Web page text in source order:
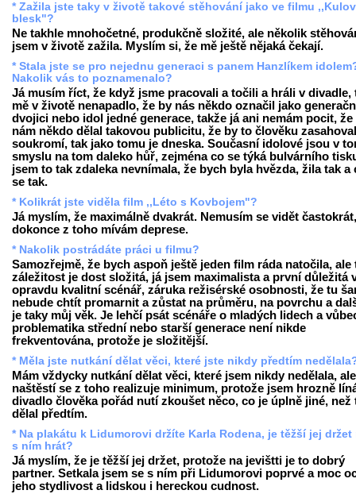
* Zažila jste taky v životě takové stěhování jako ve filmu
blesk"?
Ne takhle mnohočetné, produkčně složité, ale několik
jsem v životě zažila. Myslím si, že mě ještě nějaká čekají.
* Stala jste se pro nejednu generaci s panem Hanzlíkem
Nakolik vás to poznamenalo?
Já musím říct, že když jsme pracovali a točili a hráli v divadle,
mě v životě nenapadlo, že by nás někdo označil jako
dvojici nebo idol jedné generace, takže já ani nemám pocit, že
nám někdo dělal takovou publicitu, že by to člověku
soukromí, tak jako tomu je dneska. Současní idolové jsou v
smyslu na tom daleko hůř, zejména co se týká bulvárního
jsem to tak zdaleka nevnímala, že bych byla hvězda, žila tak a
se tak.
* Kolikrát jste viděla film ,,Léto s Kovbojem"?
Já myslím, že maximálně dvakrát. Nemusím se vidět častokrát,
dokonce z toho mívám deprese.
* Nakolik postrádáte práci u filmu?
Samozřejmě, že bych aspoň ještě jeden film ráda natočila, ale
záležitost je dost složitá, já jsem maximalista a první důležitá
opravdu kvalitní scénář, záruka režisérské osobnosti, že tu
nebude chtít promarnit a zůstat na průměru, na povrchu a
je taky můj věk. Je lehčí psát scénáře o mladých lidech a
problematika střední nebo starší generace není nikde
frekventována, protože je složitější.
* Měla jste nutkání dělat věci, které jste nikdy předtím
Mám vždycky nutkání dělat věci, které jsem nikdy nedělala, ale
naštěstí se z toho realizuje minimum, protože jsem hrozně
divadlo člověka pořád nutí zkoušet něco, co je úplně jiné, než
dělal předtím.
* Na plakátu k Lidumorovi držíte Karla Rodena, je těžší jej držet
s ním hrát?
Já myslím, že je těžší jej držet, protože na jevištti je to dobrý
partner. Setkala jsem se s ním při Lidumorovi poprvé a moc
jeho stydlivost a lidskou i hereckou cudnost.